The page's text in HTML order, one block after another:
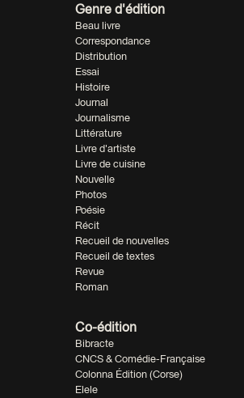
Genre d'édition
Beau livre
Correspondance
Distribution
Essai
Histoire
Journal
Journalisme
Littérature
Livre d'artiste
Livre de cuisine
Nouvelle
Photos
Poésie
Récit
Recueil de nouvelles
Recueil de textes
Revue
Roman
Co-édition
Bibracte
CNCS & Comédie-Française
Colonna Édition (Corse)
Elele